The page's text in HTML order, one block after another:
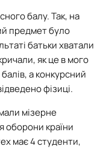
балу. Так, на
предмет було
батьки хватали
як це в мого
а конкурсний
фізиці.
мізерне
оборони країни
має 4 студенти,